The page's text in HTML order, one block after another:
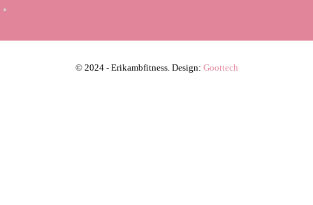
© 2024 - Erikambfitness. Design: Goottech